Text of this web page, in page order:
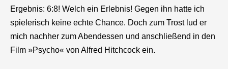
Ergebnis: 6:8! Welch ein Erlebnis! Gegen ihn hatte ich
spielerisch keine echte Chance. Doch zum Trost lud er
mich nachher zum Abendessen und anschließend in den
Film »Psycho« von Alfred Hitchcock ein.